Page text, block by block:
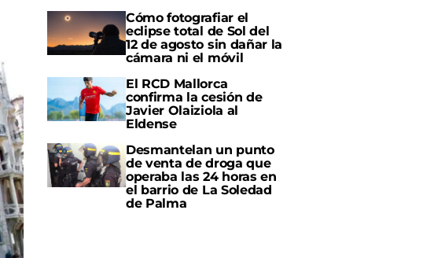
Cómo fotografiar el
eclipse total de Sol del
12 de agosto sin dañar la
cámara ni el móvil
El RCD Mallorca
confirma la cesión de
Javier Olaiziola al
Eldense
Desmantelan un punto
de venta de droga que
operaba las 24 horas en
el barrio de La Soledad
de Palma